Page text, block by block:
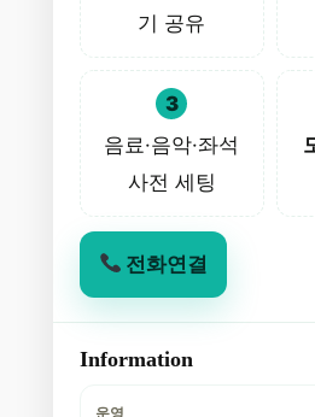
기 공유
3
음료·음악·좌석
사전 세팅
전화연결
Information
운영